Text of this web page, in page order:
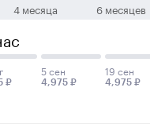
4 месяца 6 месяцев
₽
5 сен
4,975 ₽
19 сен
4,975 ₽